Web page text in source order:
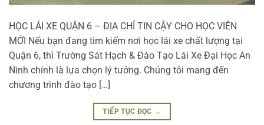
HỌC LÁI XE QUẬN 6 – ĐỊA CHỈ TIN CẬY CHO HỌC VIÊN
MỚI Nếu bạn đang tìm kiếm nơi học lái xe chất lượng tại
Quận 6, thì Trường Sát Hạch & Đào Tạo Lái Xe Đại Học An
Ninh chính là lựa chọn lý tưởng. Chúng tôi mang đến
chương trình đào tạo […]
TIẾP TỤC ĐỌC →